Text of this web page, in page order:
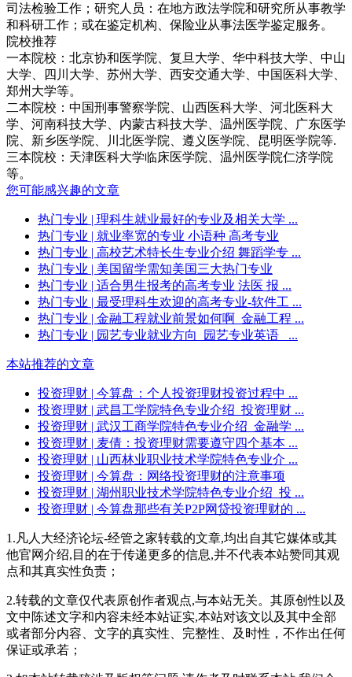
司法检验工作；研究人员：在地方政法学院和研究所从事教学
和科研工作；或在鉴定机构、保险业从事法医学鉴定服务。
院校推荐
一本院校：北京协和医学院、复旦大学、华中科技大学、中山
大学、四川大学、苏州大学、西安交通大学、中国医科大学、
郑州大学等。
二本院校：中国刑事警察学院、山西医科大学、河北医科大
学、河南科技大学、内蒙古科技大学、温州医学院、广东医学
院、新乡医学院、川北医学院、遵义医学院、昆明医学院等.
三本院校：天津医科大学临床医学院、温州医学院仁济学院
等。
您可能感兴趣的文章
热门专业 | 理科生就业最好的专业及相关大学 ...
热门专业 | 就业率宽的专业 小语种 高考专业
热门专业 | 高校艺术特长生专业介绍 舞蹈学专 ...
热门专业 | 美国留学需知美国三大热门专业
热门专业 | 适合男生报考的高考专业 法医 报 ...
热门专业 | 最受理科生欢迎的高考专业-软件工 ...
热门专业 | 金融工程就业前景如何啊_金融工程 ...
热门专业 | 园艺专业就业方向_园艺专业英语_ ...
本站推荐的文章
投资理财 | 今算盘：个人投资理财投资过程中 ...
投资理财 | 武昌工学院特色专业介绍_投资理财 ...
投资理财 | 武汉工商学院特色专业介绍_金融学 ...
投资理财 | 麦倩：投资理财需要遵守四个基本 ...
投资理财 | 山西林业职业技术学院特色专业介 ...
投资理财 | 今算盘：网络投资理财的注意事项
投资理财 | 湖州职业技术学院特色专业介绍_投 ...
投资理财 | 今算盘那些有关P2P网贷投资理财的 ...
1.凡人大经济论坛-经管之家转载的文章,均出自其它媒体或其
他官网介绍,目的在于传递更多的信息,并不代表本站赞同其观
点和其真实性负责；
2.转载的文章仅代表原创作者观点,与本站无关。其原创性以及
文中陈述文字和内容未经本站证实,本站对该文以及其中全部
或者部分内容、文字的真实性、完整性、及时性，不作出任何
保证或承若；